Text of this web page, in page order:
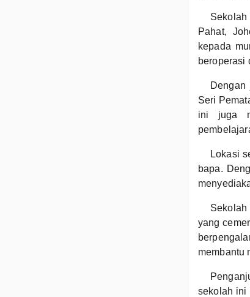
Pahat,
kepada
beroperasi
Seri
ini juga
Lokasi
bapa.
yang
membantu
sekolah ini